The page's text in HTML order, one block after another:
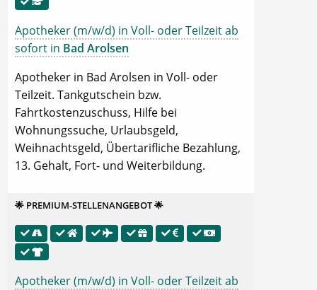
Apotheker (m/w/d) in Voll- oder Teilzeit ab
sofort in Bad Arolsen
Apotheker in Bad Arolsen in Voll- oder
Teilzeit. Tankgutschein bzw.
Fahrtkostenzuschuss, Hilfe bei
Wohnungssuche, Urlaubsgeld,
Weihnachtsgeld, Übertarifliche Bezahlung,
13. Gehalt, Fort- und Weiterbildung.
🌟 PREMIUM-STELLENANGEBOT 🌟
Apotheker (m/w/d) in Voll- oder Teilzeit ab